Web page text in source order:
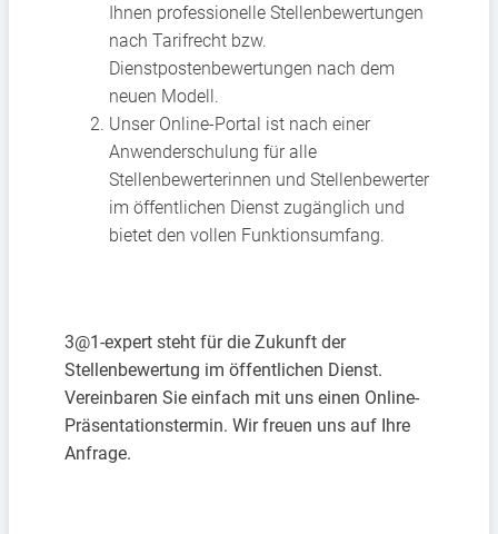
Ihnen professionelle Stellenbewertungen
nach Tarifrecht bzw.
Dienstpostenbewertungen nach dem
neuen Modell.
Unser Online-Portal ist nach einer
Anwenderschulung für alle
Stellenbewerterinnen und Stellenbewerter
im öffentlichen Dienst zugänglich und
bietet den vollen Funktionsumfang.
3@1-expert steht für die Zukunft der
Stellenbewertung im öffentlichen Dienst.
Vereinbaren Sie einfach mit uns einen Online-
Präsentationstermin. Wir freuen uns auf Ihre
Anfrage.